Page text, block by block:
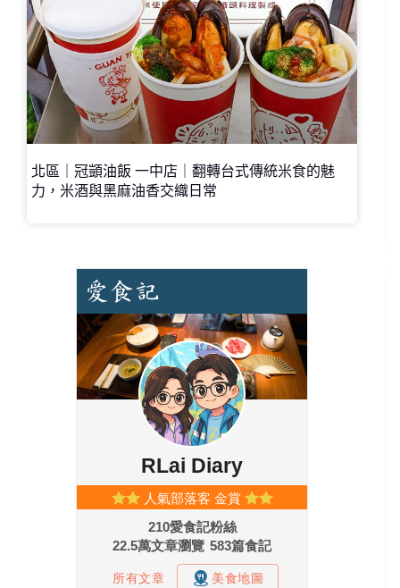
北區｜冠顗油飯 一中店｜翻轉台式傳統米食的魅
力，米酒與黑麻油香交織日常